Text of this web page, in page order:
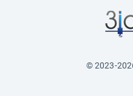
© 2023-